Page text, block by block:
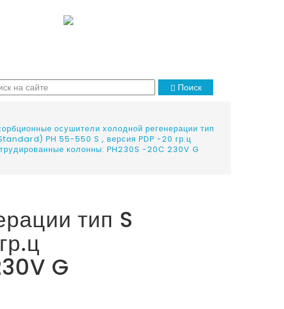
Поиск
осушители холодной регенерации тип
PH 55-550 S , версия PDP -20 гр.ц
колонны: PH230S -20C 230V G
тип S
G